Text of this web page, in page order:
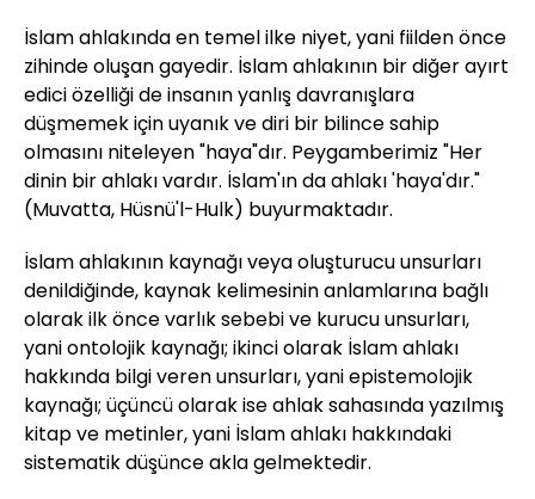
İslam ahlakında en temel ilke niyet, yani fiilden önce
zihinde oluşan gayedir. İslam ahlakının bir diğer ayırt
edici özelliği de insanın yanlış davranışlara
düşmemek için uyanık ve diri bir bilince sahip
olmasını niteleyen "haya"dır. Peygamberimiz "Her
dinin bir ahlakı vardır. İslam'ın da ahlakı 'haya'dır."
(Muvatta, Hüsnü'l-Hulk) buyurmaktadır.
İslam ahlakının kaynağı veya oluşturucu unsurları
denildiğinde, kaynak kelimesinin anlamlarına bağlı
olarak ilk önce varlık sebebi ve kurucu unsurları,
yani ontolojik kaynağı; ikinci olarak İslam ahlakı
hakkında bilgi veren unsurları, yani epistemolojik
kaynağı; üçüncü olarak ise ahlak sahasında yazılmış
kitap ve metinler, yani İslam ahlakı hakkındaki
sistematik düşünce akla gelmektedir.